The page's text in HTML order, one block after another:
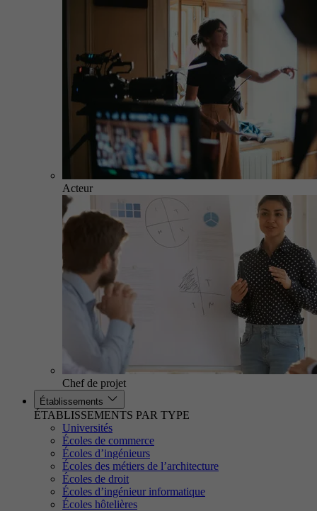
Acteur
Chef de projet
Établissements
ÉTABLISSEMENTS PAR TYPE
Universités
Écoles de commerce
Écoles d’ingénieurs
Écoles des métiers de l’architecture
Écoles de droit
Écoles d’ingénieur informatique
Écoles hôtelières